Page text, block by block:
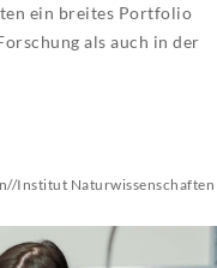
ein breites Portfolio
als auch in der
//Institut Naturwissenschaften